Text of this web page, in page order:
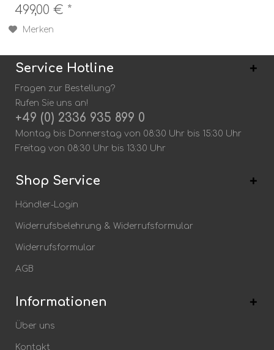
499,00 € *
Merken
Service Hotline
Fragen zur Bestellung?
Rufen Sie uns an!
+49 (0) 2336 935 899 0
Montag bis Donnerstag von 08:30 Uhr bis 15:30 Uhr
Freitag von 08:30 Uhr bis 13:30 Uhr
Shop Service
Händler-Login
Widerrufsbelehrung & Widerrufsformular
Widerrufsformular
AGB
Informationen
Über uns
Kontakt